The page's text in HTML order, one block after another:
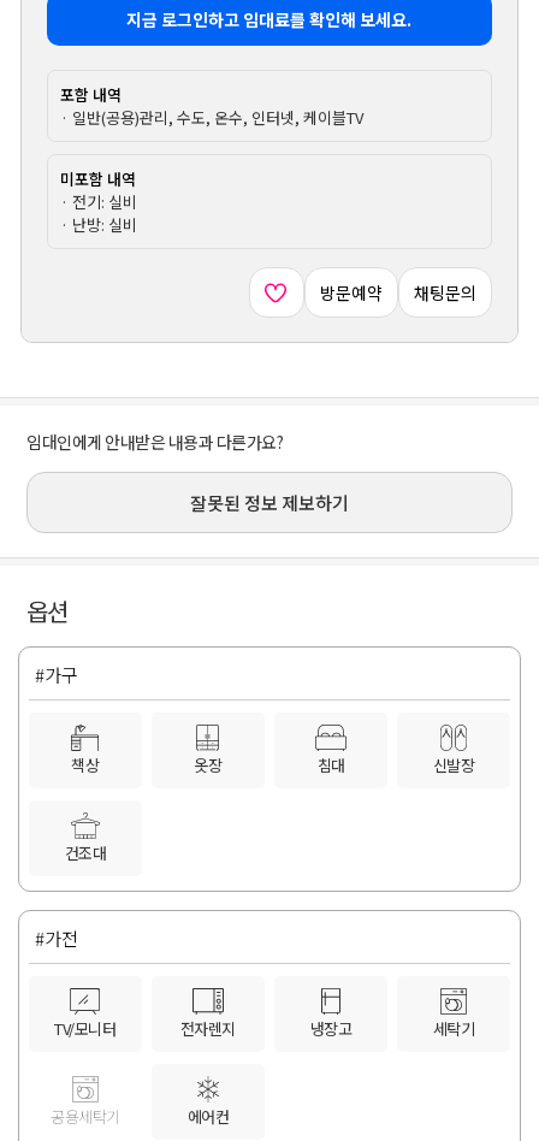
지금 로그인하고 임대료를 확인해 보세요.
포함 내역
· 일반(공용)관리, 수도, 온수, 인터넷, 케이블TV
미포함 내역
· 전기: 실비
· 난방: 실비
방문예약 채팅문의
임대인에게 안내받은 내용과 다른가요?
잘못된 정보 제보하기
옵션
#가구
책상 옷장 침대 신발장
건조대
#가전
TV/모니터 전자렌지 냉장고 세탁기
공용세탁기 에어컨